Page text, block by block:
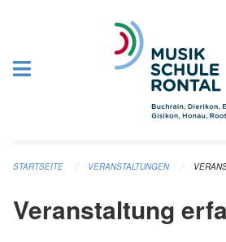
STARTSEITE VERANSTALTUNGEN
Veranstaltung